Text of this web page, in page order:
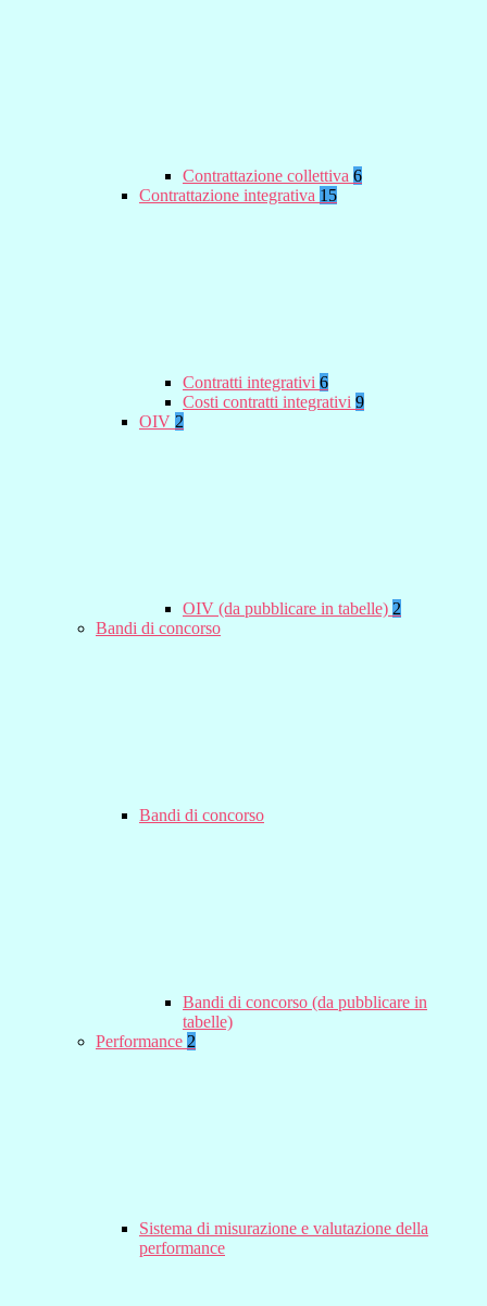
Contrattazione collettiva 6
Contrattazione integrativa 15
Contratti integrativi 6
Costi contratti integrativi 9
OIV 2
OIV (da pubblicare in tabelle) 2
Bandi di concorso
Bandi di concorso
Bandi di concorso (da pubblicare in
tabelle)
Performance 2
Sistema di misurazione e valutazione della
performance